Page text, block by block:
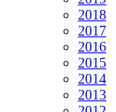
2018
2017
2016
2015
2014
2013